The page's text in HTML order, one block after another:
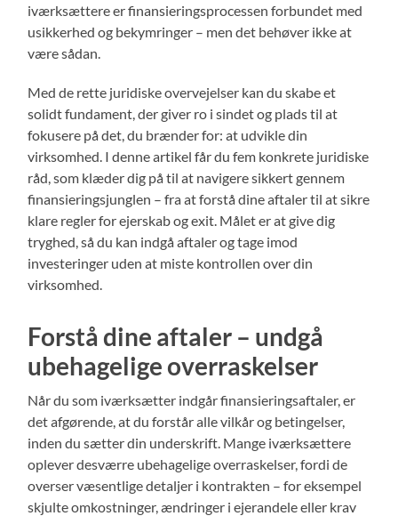
iværksættere er finansieringsprocessen forbundet med
usikkerhed og bekymringer – men det behøver ikke at
være sådan.
Med de rette juridiske overvejelser kan du skabe et
solidt fundament, der giver ro i sindet og plads til at
fokusere på det, du brænder for: at udvikle din
virksomhed. I denne artikel får du fem konkrete juridiske
råd, som klæder dig på til at navigere sikkert gennem
finansieringsjunglen – fra at forstå dine aftaler til at sikre
klare regler for ejerskab og exit. Målet er at give dig
tryghed, så du kan indgå aftaler og tage imod
investeringer uden at miste kontrollen over din
virksomhed.
Forstå dine aftaler – undgå
ubehagelige overraskelser
Når du som iværksætter indgår finansieringsaftaler, er
det afgørende, at du forstår alle vilkår og betingelser,
inden du sætter din underskrift. Mange iværksættere
oplever desværre ubehagelige overraskelser, fordi de
overser væsentlige detaljer i kontrakten – for eksempel
skjulte omkostninger, ændringer i ejerandele eller krav